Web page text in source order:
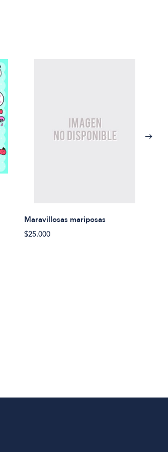
Maravillosas mariposas
$25.000